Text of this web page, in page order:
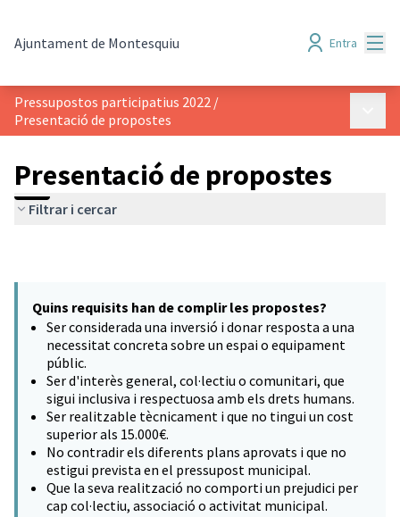
Ajuntament de Montesquiu Entra
Pressupostos participatius 2022 /
Presentació de propostes
Presentació de propostes
Filtrar i cercar
Quins requisits han de complir les propostes?
Ser considerada una inversió i donar resposta a una
necessitat concreta sobre un espai o equipament
públic.
Ser d'interès general, col·lectiu o comunitari, que
sigui inclusiva i respectuosa amb els drets humans.
Ser realitzable tècnicament i que no tingui un cost
superior als 15.000€.
No contradir els diferents plans aprovats i que no
estigui prevista en el pressupost municipal.
Que la seva realització no comporti un prejudici per
cap col·lectiu, associació o activitat municipal.